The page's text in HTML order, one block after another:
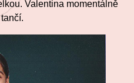
Valentina momentálně